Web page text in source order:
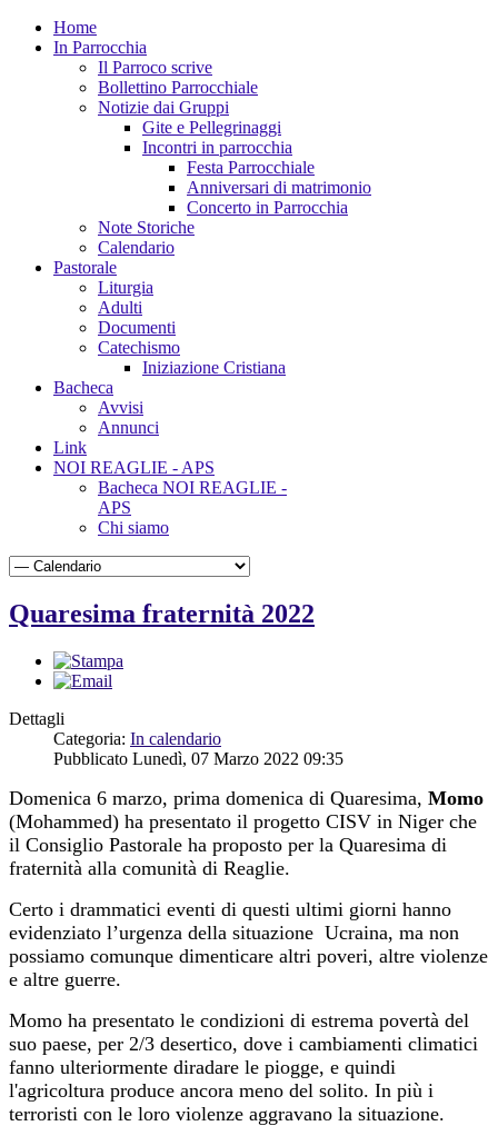
Home
In Parrocchia
Il Parroco scrive
Bollettino Parrocchiale
Notizie dai Gruppi
Gite e Pellegrinaggi
Incontri in parrocchia
Festa Parrocchiale
Anniversari di matrimonio
Concerto in Parrocchia
Note Storiche
Calendario
Pastorale
Liturgia
Adulti
Documenti
Catechismo
Iniziazione Cristiana
Bacheca
Avvisi
Annunci
Link
NOI REAGLIE - APS
Bacheca NOI REAGLIE -
APS
Chi siamo
Quaresima fraternità 2022
Dettagli
Categoria: In calendario
Pubblicato Lunedì, 07 Marzo 2022 09:35
Domenica 6 marzo, prima domenica di Quaresima, Momo
(Mohammed) ha presentato il progetto CISV in Niger che
il Consiglio Pastorale ha proposto per la Quaresima di
fraternità alla comunità di Reaglie.
Certo i drammatici eventi di questi ultimi giorni hanno
evidenziato l’urgenza della situazione Ucraina, ma non
possiamo comunque dimenticare altri poveri, altre violenze
e altre guerre.
Momo ha presentato le condizioni di estrema povertà del
suo paese, per 2/3 desertico, dove i cambiamenti climatici
fanno ulteriormente diradare le piogge, e quindi
l'agricoltura produce ancora meno del solito. In più i
terroristi con le loro violenze aggravano la situazione.